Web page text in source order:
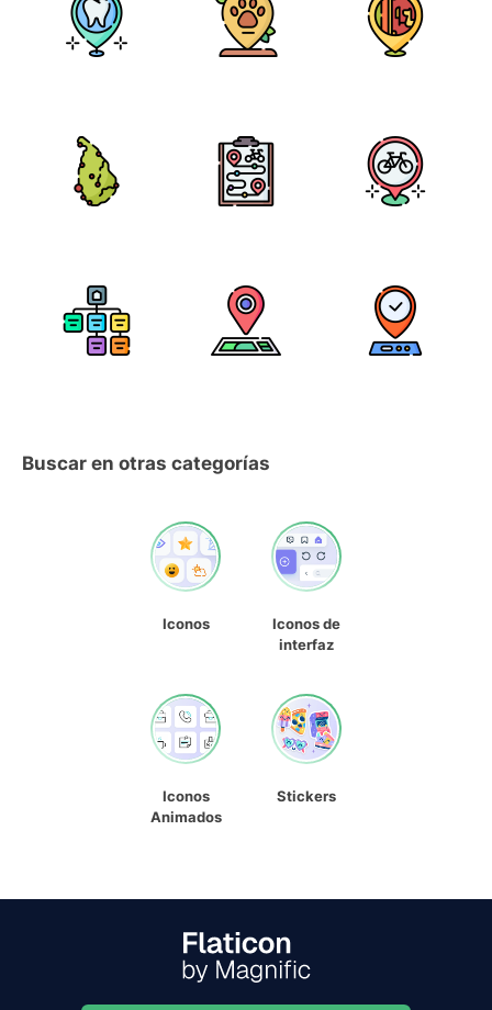
Buscar en otras categorías
Iconos
Iconos de
interfaz
Iconos
Animados
Stickers